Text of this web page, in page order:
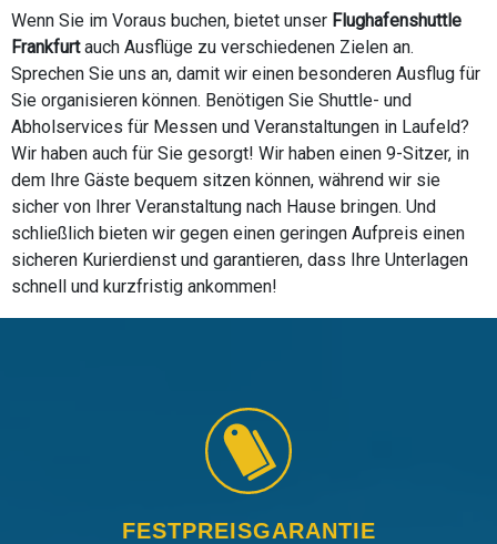
Wenn Sie im Voraus buchen, bietet unser Flughafenshuttle
Frankfurtauch Ausflüge zu verschiedenen Zielen an.
Sprechen Sie uns an, damit wir einen besonderen Ausflug für
Sie organisieren können. Benötigen Sie Shuttle- und
Abholservices für Messen und Veranstaltungen in Laufeld?
Wir haben auch für Sie gesorgt! Wir haben einen 9-Sitzer, in
dem Ihre Gäste bequem sitzen können, während wir sie
sicher von Ihrer Veranstaltung nach Hause bringen. Und
schließlich bieten wir gegen einen geringen Aufpreis einen
sicheren Kurierdienst und garantieren, dass Ihre Unterlagen
schnell und kurzfristig ankommen!
FESTPREISGARANTIE